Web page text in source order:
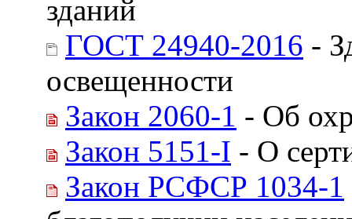
зданий
ГОСТ 24940-2016 -
освещенности
Закон 2060-1 - Об
Закон 5151-I - О
Закон РСФСР 1034-1